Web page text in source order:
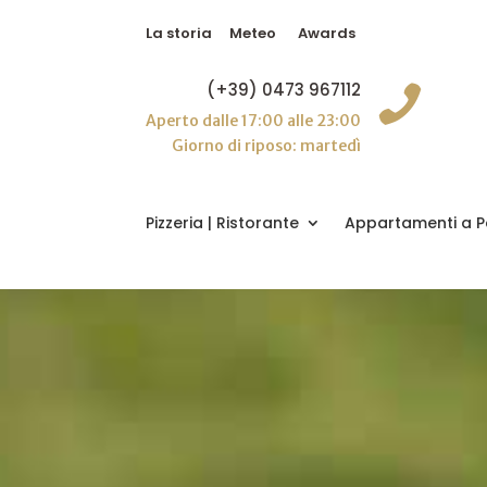
La storia Meteo Awards

(+39) 0473 967112
Aperto dalle 17:00 alle 23:00
Giorno di riposo: martedì
Pizzeria | Ristorante Appartamenti a